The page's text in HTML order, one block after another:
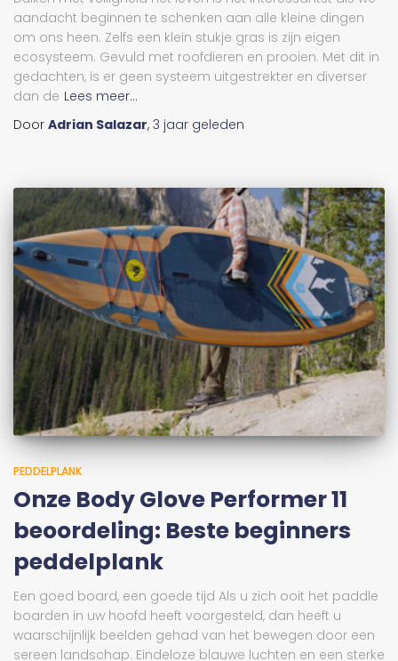
aandacht beginnen te schenken aan alle kleine dingen
om ons heen. Zelfs een klein stukje gras is zijn eigen
ecosysteem. Gevuld met roofdieren en prooien. Met dit in
gedachten, is er geen systeem uitgestrekter en diverser
dan de Lees meer...
Door Adrian Salazar, 3 jaar geleden
PEDDELPLANK
Onze Body Glove Performer 11
beoordeling: Beste beginners
peddelplank
Een goed board, een goede tijd Als u zich ooit het paddle
boarden in uw hoofd heeft voorgesteld, dan heeft u
waarschijnlijk beelden gehad van het bewegen door een
sereen landschap. Eindeloze blauwe luchten en een sterke